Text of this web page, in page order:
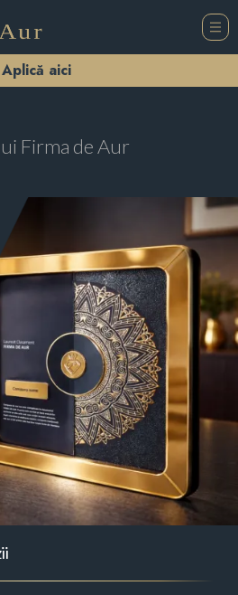
Aplică aici
Firma de Aur